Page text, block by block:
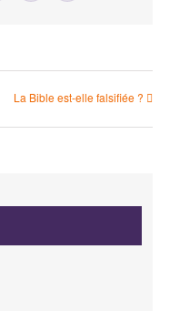
La Bible est-elle falsifiée ?